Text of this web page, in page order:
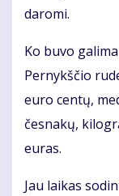
da­ro­mi.
Ko bu­vo
Per­nykš­čio
eu­ro cen­tų,
čes­na­kų,
eu­ras.
Jau lai­kas